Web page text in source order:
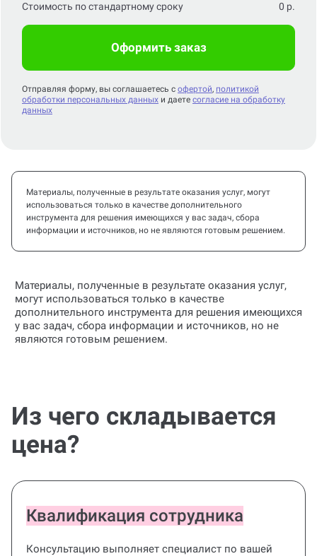
Стоимость по стандартному сроку 0 р.
Оформить заказ
Отправляя форму, вы соглашаетесь с офертой, политикой
обработки персональных данных и даете согласие на обработку
данных
Материалы, полученные в результате оказания услуг, могут
использоваться только в качестве дополнительного
инструмента для решения имеющихся у вас задач, сбора
информации и источников, но не являются готовым решением.
Материалы, полученные в результате оказания услуг,
могут использоваться только в качестве
дополнительного инструмента для решения имеющихся
у вас задач, сбора информации и источников, но не
являются готовым решением.
Из чего складывается
цена?
Квалификация сотрудника
Консультацию выполняет специалист по вашей